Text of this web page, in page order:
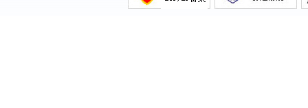
《福建福影影业电影《疯狂订单》开机